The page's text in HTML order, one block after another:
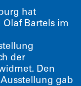
hat
Bartels im
der
Den
gab